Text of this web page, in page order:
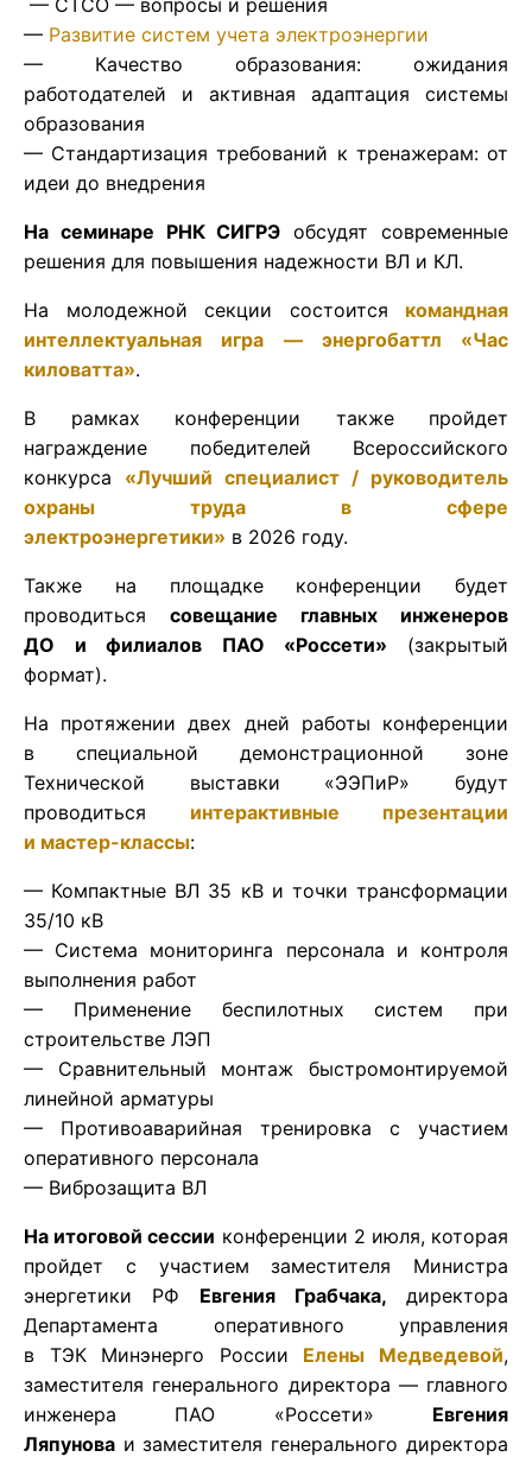
— СТСО — вопросы и решения
— Развитие систем учета электроэнергии
— Качество образования: ожидания
работодателей и активная адаптация системы
образования
— Стандартизация требований к тренажерам: от
идеи до внедрения
На семинаре РНК СИГРЭ обсудят современные
решения для повышения надежности ВЛ и КЛ.
На молодежной секции состоится
командная
интеллектуальная игра — энергобаттл «Час
киловатта».
В рамках конференции также пройдет
награждение победителей Всероссийского
конкурса
«Лучший специалист / руководитель
охраны труда в сфере
электроэнергетики» в 2026 году.
Также на площадке конференции будет
проводиться
совещание главных инженеров
ДО и филиалов ПАО «Россети»
(закрытый
формат).
На протяжении двех дней работы конференции
в специальной демонстрационной зоне
Технической выставки «ЭЭПиР» будут
проводиться
интерактивные презентации
и мастер-классы:
— Компактные ВЛ 35 кВ и точки трансформации
35/10 кВ
— Система мониторинга персонала и контроля
выполнения работ
— Применение беспилотных систем при
строительстве ЛЭП
— Сравнительный монтаж быстромонтируемой
линейной арматуры
— Противоаварийная тренировка с участием
оперативного персонала
— Виброзащита ВЛ
На итоговой сессии конференции 2 июля, которая
пройдет с участием заместителя Министра
энергетики РФ
Евгения Грабчака,
директора
Департамента оперативного управления
в ТЭК Минэнерго России
Елены Медведевой,
заместителя генерального директора — главного
инженера ПАО «Россети»
Евгения
Ляпунова и заместителя генерального директора